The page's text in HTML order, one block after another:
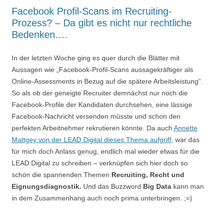
Facebook Profil-Scans im Recruiting-
Prozess? – Da gibt es nicht nur rechtliche
Bedenken….
In der letzten Woche ging es quer durch die Blätter mit
Aussagen wie „Facebook-Profil-Scans aussagekräftiger als
Online-Assessments in Bezug auf die spätere Arbeitsleistung“.
So als ob der geneigte Recruiter demnächst nur noch die
Facebook-Profile der Kandidaten durchsehen, eine lässige
Facebook-Nachricht versenden müsste und schon den
perfekten Arbeitnehmer rekrutieren könnte. Da auch Annette
Mattgey von der LEAD Digital dieses Thema aufgriff, war das
für mich doch Anlass genug, endlich mal wieder etwas für die
LEAD Digital zu schreiben – verknüpfen sich hier doch so
schön die spannenden Themen Recruiting, Recht und
Eignungsdiagnostik. Und das Buzzword Big Data kann man
in dem Zusammenhang auch noch prima unterbringen. ;=)